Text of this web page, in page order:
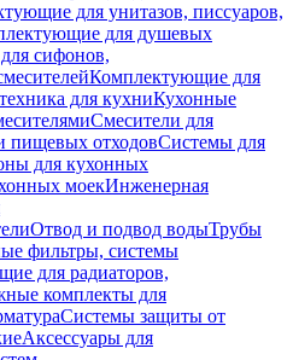
для унитазов, писсуаров,
для душевых
сифонов,
Комплектующие для
для кухниКухонные
Смесители для
пищевых отходовСистемы для
для кухонных
моекИнженерная
Отвод и подвод водыТрубы
фильтры, системы
для радиаторов,
комплекты для
Системы защиты от
Аксессуары для